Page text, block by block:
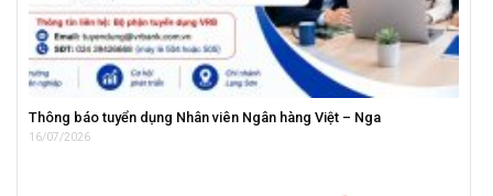
Thông báo tuyển dụng Nhân viên Ngân hàng Việt – Nga
16/07/2026